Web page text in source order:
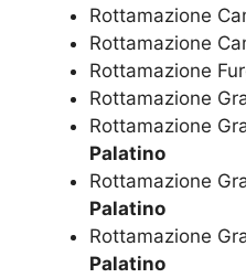
Rottamazione
Rottamazione
Rottamazione
Rottamazione
Rottamazione
Palatino
Rottamazione
Palatino
Rottamazione
Palatino